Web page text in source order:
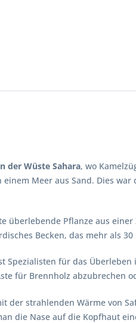
der Wüste Sahara, wo
Meer aus Sand. Dies
überlebende Pflanze aus
Becken, das mehr als
Spezialisten für das
für Brennholz abzubrechen
der strahlenden Wärme von
die Nase auf die Kopfhaut